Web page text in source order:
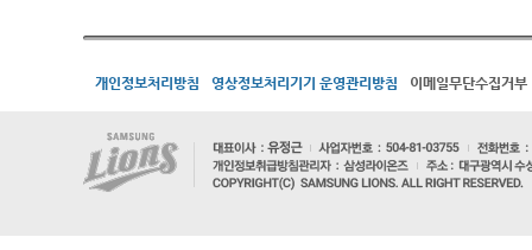
개인정보처리방침 영상정보처리기기 운영관리방침 이메일무단수집거부